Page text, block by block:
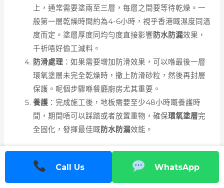
上，通常需要塗兩至三層，每層之間要等待乾燥。一
般第一層乾燥時間約為4-6小時，視乎香港嘅濕度同溫
度而定。塗層厚度同均勻度直接影響防水防漏效果，
千祈唔好偷工減料。
防滑處理 ：如果需要增加防滑效果，可以喺最後一層
環氧塗層未完全乾燥時，撒上防滑砂粒，然後再封層
保護。呢個步驟喺餐廳廚房尤其重要。
養護 ：完成施工後，地板需要至少48小時嘅養護時
間，期間唔可以踩踏或者放置重物，確保環氧塗層完
全固化，發揮最佳嘅防水防漏效能。
環氧塗層嘅好處同注意事項
防水防漏
Call Us WhatsApp